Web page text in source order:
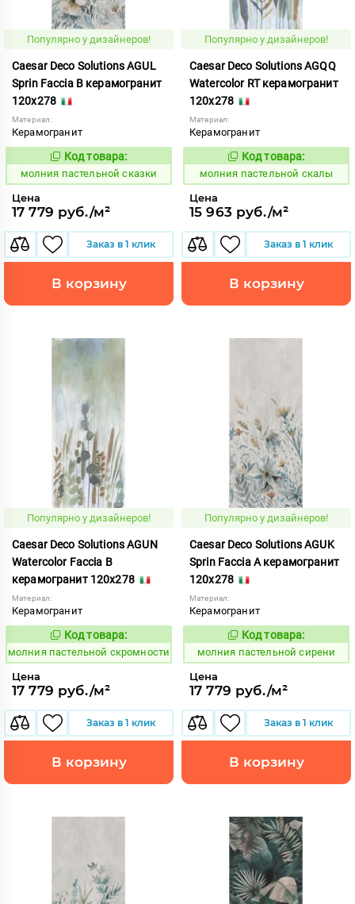
Популярно у дизайнеров!
Caesar Deco Solutions AGUL
Sprin Faccia B керамогранит
120x278
Материал:
Керамогранит
1008715
Код товара:
молния пастельной сказки
Цена
17 779 руб./м²
Заказ в 1 клик
В корзину
Популярно у дизайнеров!
Caesar Deco Solutions AGQQ
Watercolor RT керамогранит
120x278
Материал:
Керамогранит
1008716
Код товара:
молния пастельной скалы
Цена
15 963 руб./м²
Заказ в 1 клик
В корзину
Популярно у дизайнеров!
Caesar Deco Solutions AGUN
Watercolor Faccia B
керамогранит 120x278
Материал:
Керамогранит
1008718
Код товара:
молния пастельной скромности
Цена
17 779 руб./м²
Заказ в 1 клик
В корзину
Популярно у дизайнеров!
Caesar Deco Solutions AGUK
Sprin Faccia A керамогранит
120x278
Материал:
Керамогранит
1008714
Код товара:
молния пастельной сирени
Цена
17 779 руб./м²
Заказ в 1 клик
В корзину